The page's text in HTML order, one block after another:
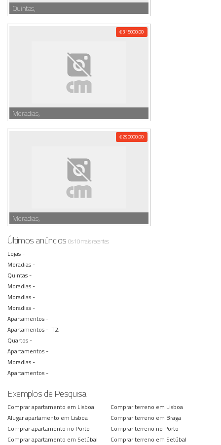
Quintas,
€ 315000,00
Moradias,
€ 290000,00
Moradias,
Últimos anúnciosOs 10 mais recentes
Lojas -
Moradias -
Quintas -
Moradias -
Moradias -
Moradias -
Apartamentos -
Apartamentos - T2,
Quartos -
Apartamentos -
Moradias -
Apartamentos -
Exemplos de Pesquisa
Comprar apartamento em Lisboa
Alugar apartamento em Lisboa
Comprar apartamento no Porto
Comprar apartamento em Setúbal
Comprar terreno em Lisboa
Comprar terreno em Braga
Comprar terreno no Porto
Comprar terreno em Setúbal